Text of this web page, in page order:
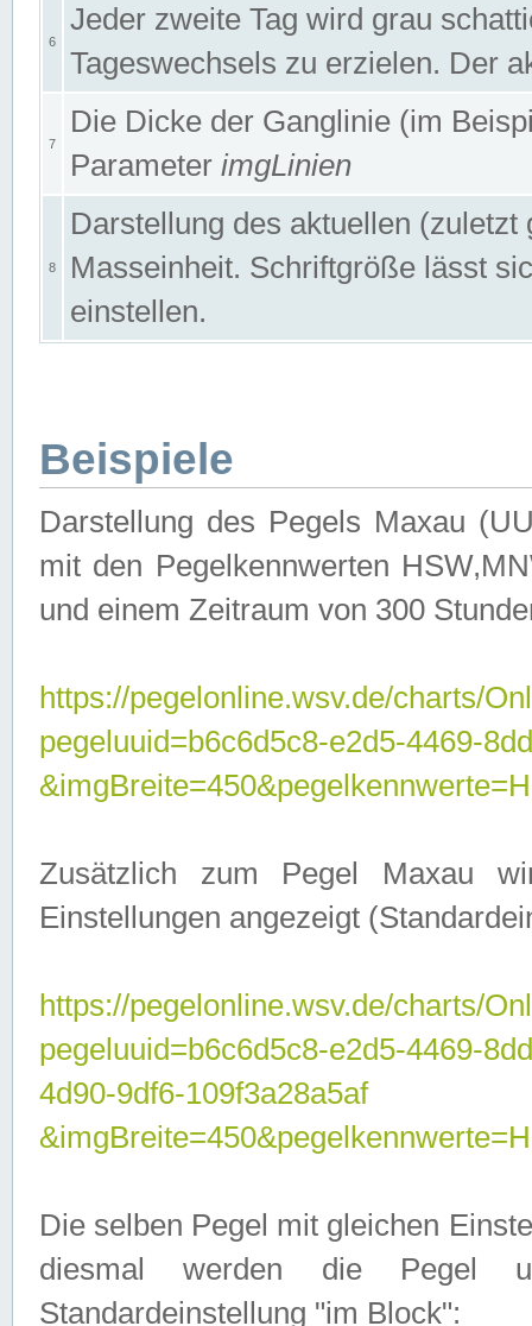
6
Jeder zweite Tag wird grau
Tageswechsels zu erzielen. Der
7
Die Dicke der Ganglinie (im
Parameter imgLinien
8
Darstellung des aktuellen
Masseinheit. Schriftgröße lässt
einstellen.
Beispiele
Darstellung des Pegels Maxau
mit den Pegelkennwerten
und einem Zeitraum von 300
https://pegelonline.wsv.de/charts/
pegeluuid=b6c6d5c8-e2d5-4469-
Zusätzlich zum Pegel Maxau
Einstellungen angezeigt
https://pegelonline.wsv.de/charts/
pegeluuid=b6c6d5c8-e2d5-4469-
4d90-9df6-109f3a28a5af
Die selben Pegel mit gleichen
diesmal werden die Pegel
Standardeinstellung "im Block":